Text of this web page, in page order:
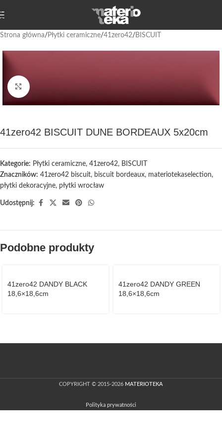
Przejdź do nawigacji
Strona główna/ Płytki ceramiczne/41zero42/ BISCUIT
Kliknij, aby powiększyć
41zero42 BISCUIT DUNE BORDEAUX 5x20cm
Kategorie: Płytki ceramiczne, 41zero42, BISCUIT
Znaczników: 41zero42 biscuit, biscuit bordeaux, materiotekaselection,
płytki dekoracyjne, płytki wrocław
Udostępnij:
Podobne produkty
41zero42 DANDY BLACK
18,6×18,6cm
41zero42 DANDY GREEN
18,6×18,6cm
COPYRIGHT © 2015-2026 MATERIOTEKA
Polityka prywatności